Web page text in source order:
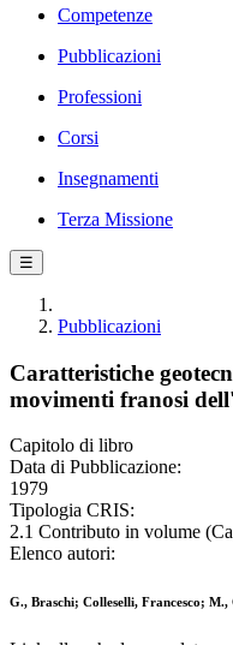
Competenze
Pubblicazioni
Professioni
Corsi
Insegnamenti
Terza Missione
☰
Pubblicazioni
Caratteristiche
movimenti franosi
Capitolo di libro
Data di Pubblicazione:
1979
Tipologia CRIS:
2.1 Contributo in volume
Elenco autori:
G., Braschi; Colleselli, Francesco;